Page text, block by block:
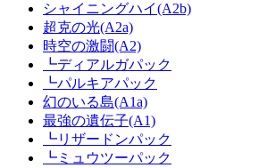
シャイニングハイ(A2b)
超克の光(A2a)
時空の激闘(A2)
┗ディアルガパック
┗パルキアパック
幻のいる島(A1a)
最強の遺伝子(A1)
┗リザードンパック
┗ミュウツーパック